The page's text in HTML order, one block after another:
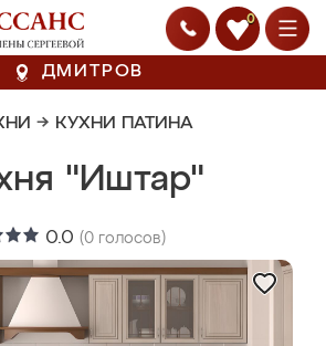
0
ДМИТРОВ
→ КУХНИ ПАТИНА
"Иштар"
0.0 (0 голосов)